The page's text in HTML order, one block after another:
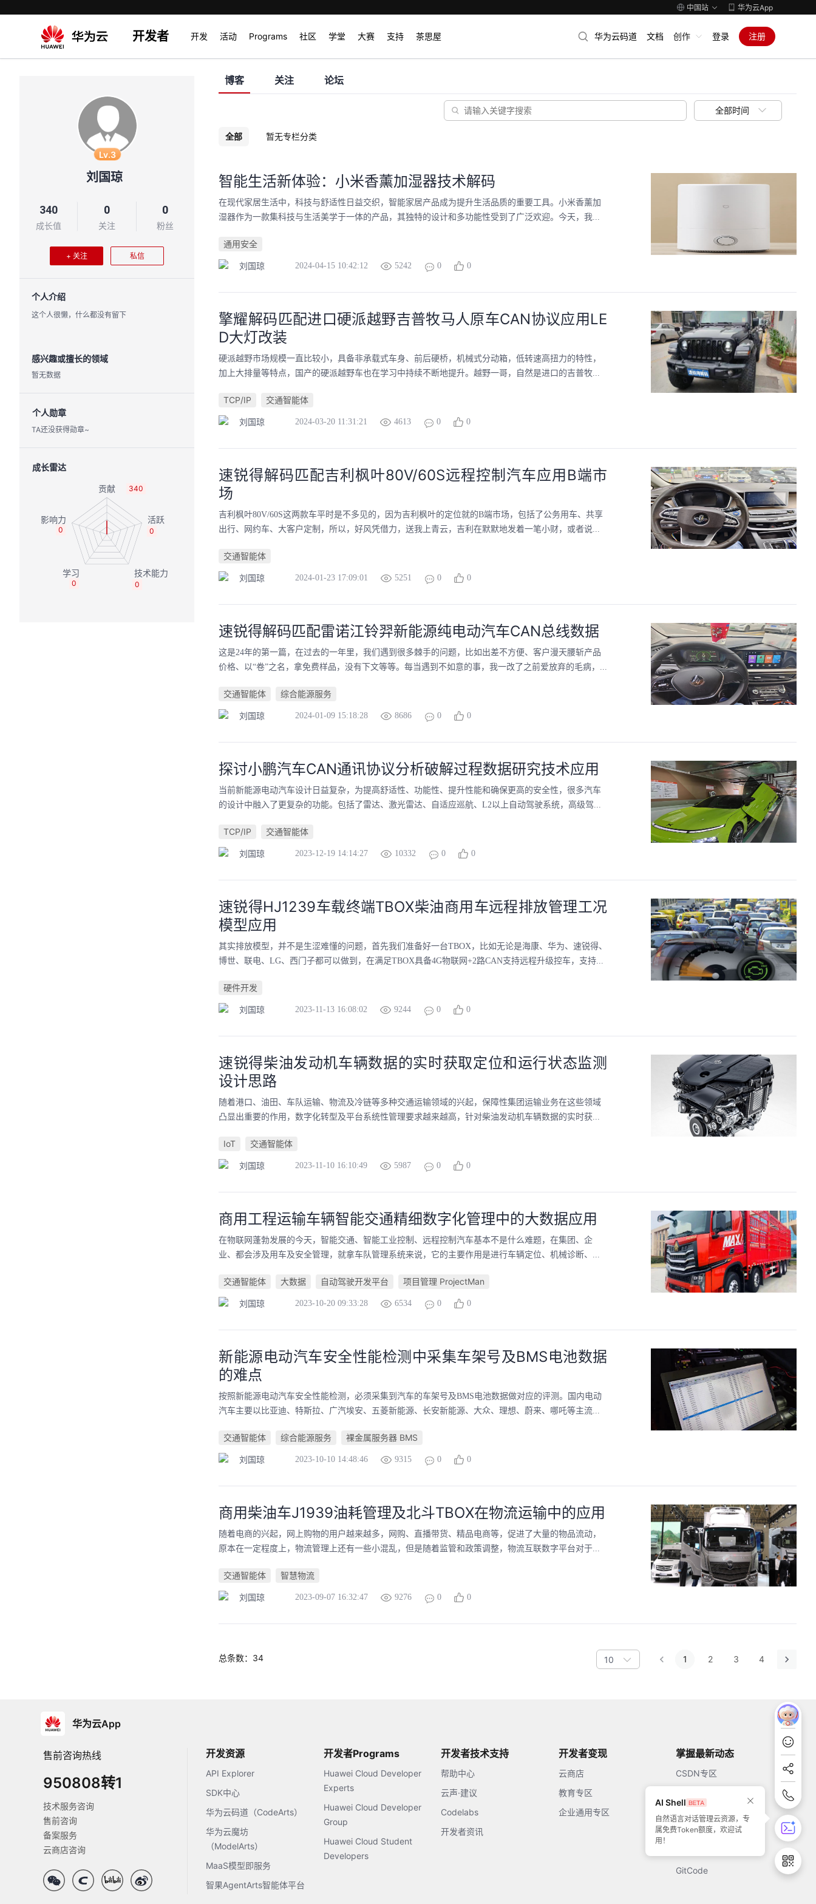
中国站 华为云App
开发者 开发 活动 Programs 社区 学堂 大赛 支持 茶思屋 华为云码道 文档 创作 登录 注册
Lv.3
刘国琼
340
成长值
0
关注
0
粉丝
+ 关注 私信
个人介绍
这个人很懒，什么都没有留下
感兴趣或擅长的领域
暂无数据
个人勋章
TA还没获得勋章~
成长雷达
340
0
0
0
0
博客 关注 论坛
全部时间
全部 暂无专栏分类
智能生活新体验：小米香薰加湿器技术解码
在现代家居生活中，科技与舒适性日益交织，智能家居产品成为提升生活品质的重要工具。小米香薰加
湿器作为一款集科技与生活美学于一体的产品，其独特的设计和多功能性受到了广泛欢迎。今天，我...
通用安全
刘国琼 2024-04-15 10:42:12 5242 0 0
擎耀解码匹配进口硬派越野吉普牧马人原车CAN协议应用LE
D大灯改装
硬派越野市场规模一直比较小，具备非承载式车身、前后硬桥，机械式分动箱，低转速高扭力的特性，
加上大排量等特点，国产的硬派越野车也在学习中持续不断地提升。越野一哥，自然是进口的吉普牧...
TCP/IP 交通智能体
刘国琼 2024-03-20 11:31:21 4613 0 0
速锐得解码匹配吉利枫叶80V/60S远程控制汽车应用B端市
场
吉利枫叶80V/60S这两款车平时是不多见的，因为吉利枫叶的定位就的B端市场，包括了公务用车、共享
出行、网约车、大客户定制，所以，好风凭借力，送我上青云，吉利在默默地发着一笔小财，或者说...
交通智能体
刘国琼 2024-01-23 17:09:01 5251 0 0
速锐得解码匹配雷诺江铃羿新能源纯电动汽车CAN总线数据
这是24年的第一篇，在过去的一年里，我们遇到很多棘手的问题，比如出差不方便、客户漫天腰斩产品
价格、以“卷”之名，拿免费样品，没有下文等等。每当遇到不如意的事，我一改了之前爱放弃的毛病，...
交通智能体 综合能源服务
刘国琼 2024-01-09 15:18:28 8686 0 0
探讨小鹏汽车CAN通讯协议分析破解过程数据研究技术应用
当前新能源电动汽车设计日益复杂，为提高舒适性、功能性、提升性能和确保更高的安全性，很多汽车
的设计中融入了更复杂的功能。包括了雷达、激光雷达、自适应巡航、L2以上自动驾驶系统，高级驾...
TCP/IP 交通智能体
刘国琼 2023-12-19 14:14:27 10332 0 0
速锐得HJ1239车载终端TBOX柴油商用车远程排放管理工况
模型应用
其实排放模型，并不是生涩难懂的问题，首先我们准备好一台TBOX，比如无论是海康、华为、速锐得、
博世、联电、LG、西门子都可以做到，在满足TBOX具备4G物联网+2路CAN支持远程升级控车，支持...
硬件开发
刘国琼 2023-11-13 16:08:02 9244 0 0
速锐得柴油发动机车辆数据的实时获取定位和运行状态监测
设计思路
随着港口、油田、车队运输、物流及冷链等多种交通运输领域的兴起，保障性集团运输业务在这些领域
凸显出重要的作用，数字化转型及平台系统性管理要求越来越高，针对柴油发动机车辆数据的实时获...
IoT 交通智能体
刘国琼 2023-11-10 16:10:49 5987 0 0
商用工程运输车辆智能交通精细数字化管理中的大数据应用
在物联网蓬勃发展的今天，智能交通、智能工业控制、远程控制汽车基本不是什么难题，在集团、企
业、都会涉及用车及安全管理，就拿车队管理系统来说，它的主要作用是进行车辆定位、机械诊断、...
交通智能体 大数据 自动驾驶开发平台 项目管理 ProjectMan
刘国琼 2023-10-20 09:33:28 6534 0 0
新能源电动汽车安全性能检测中采集车架号及BMS电池数据
的难点
按照新能源电动汽车安全性能检测，必须采集到汽车的车架号及BMS电池数据做对应的评测。国内电动
汽车主要以比亚迪、特斯拉、广汽埃安、五菱新能源、长安新能源、大众、理想、蔚来、哪吒等主流...
交通智能体 综合能源服务 裸金属服务器 BMS
刘国琼 2023-10-10 14:48:46 9315 0 0
商用柴油车J1939油耗管理及北斗TBOX在物流运输中的应用
随着电商的兴起，网上购物的用户越来越多，网购、直播带货、精品电商等，促进了大量的物品流动，
原本在一定程度上，物流管理上还有一些小混乱，但是随着监管和政策调整，物流互联数字平台对于...
交通智能体 智慧物流
刘国琼 2023-09-07 16:32:47 9276 0 0
总条数：34 10 1 2 3 4
华为云App
售前咨询热线
950808转1
技术服务咨询
售前咨询
备案服务
云商店咨询
开发资源
API Explorer
SDK中心
华为云码道（CodeArts）
华为云魔坊
（ModelArts）
MaaS模型即服务
智果AgentArts智能体平台
开发者Programs
Huawei Cloud Developer
Experts
Huawei Cloud Developer
Group
Huawei Cloud Student
Developers
开发者技术支持
帮助中心
云声·建议
Codelabs
开发者资讯
开发者变现
云商店
教育专区
企业通用专区
掌握最新动态
CSDN专区
51CTO
GitCode
AI Shell
自然语言对话管理云资源，专
属免费Token额度，欢迎试
用！